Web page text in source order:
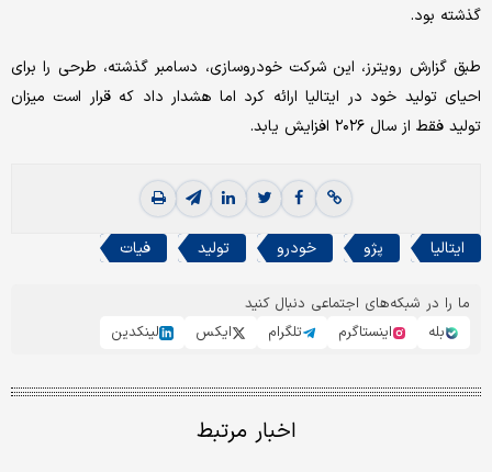
گذشته بود.
طبق گزارش رویترز، این شرکت خودروسازی، دسامبر گذشته، طرحی را برای
احیای تولید خود در ایتالیا ارائه کرد اما هشدار داد که قرار است میزان
تولید فقط از سال ۲۰۲۶ افزایش یابد.
ایتالیا پژو خودرو تولید فیات
ما را در شبکه‌های اجتماعی دنبال کنید
بله
اینستاگرم تلگرام ایکس لینکدین
اخبار مرتبط